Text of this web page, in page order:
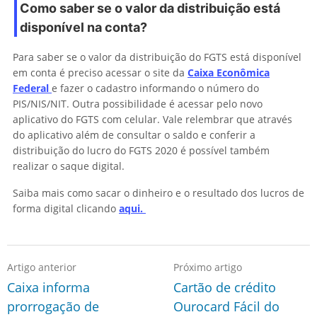
Como saber se o valor da distribuição está
disponível na conta?
Para saber se o valor da distribuição do FGTS está disponível
em conta é preciso acessar o site da Caixa Econômica
Federal e fazer o cadastro informando o número do
PIS/NIS/NIT. Outra possibilidade é acessar pelo novo
aplicativo do FGTS com celular. Vale relembrar que através
do aplicativo além de consultar o saldo e conferir a
distribuição do lucro do FGTS 2020 é possível também
realizar o saque digital.
Saiba mais como sacar o dinheiro e o resultado dos lucros de
forma digital clicando aqui.
Artigo anterior
Caixa informa
prorrogação de
Próximo artigo
Cartão de crédito
Ourocard Fácil do